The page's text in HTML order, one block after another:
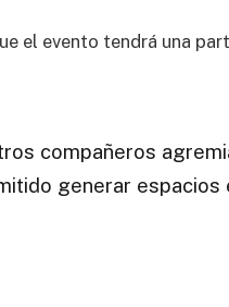
el evento tendrá una
compañeros
generar espacios